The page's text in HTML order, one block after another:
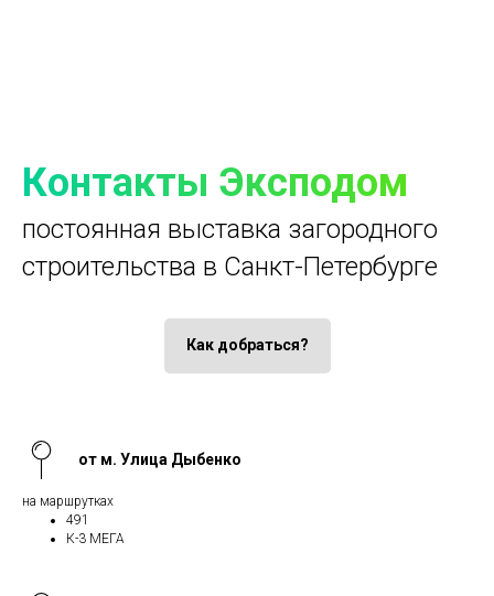
Контакты Эксподом
постоянная выставка загородного
строительства в Санкт-Петербурге
Как добраться?
от м. Улица Дыбенко
на маршрутках
491
К-3 МЕГА